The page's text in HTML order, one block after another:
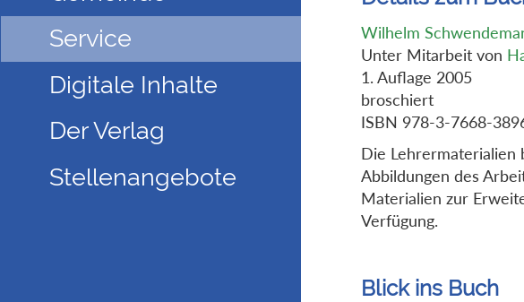
Service
Digitale Inhalte
Der Verlag
Stellenangebote
Wilhelm
Unter Mitarbeit von
1. Auflage 2005
broschiert
ISBN 978-3-7668-
Die Lehrermaterialien
Abbildungen des
Materialien zur
Verfügung.
Blick ins Buch